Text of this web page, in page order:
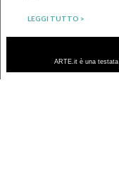
LEGGI TUTTO >
ARTE.it è una